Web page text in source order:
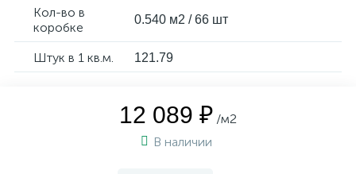
Кол-во в
коробке
0.540 м2 / 66 шт
Штук в 1 кв.м. 121.79
12 089 ₽ /м2
В наличии